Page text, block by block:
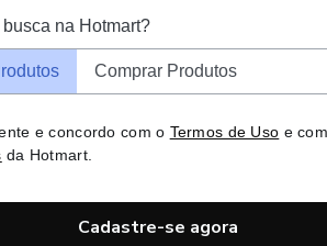
na Hotmart?
Comprar Produtos
e concordo com o Termos de Uso e
da Hotmart.
Cadastre-se agora